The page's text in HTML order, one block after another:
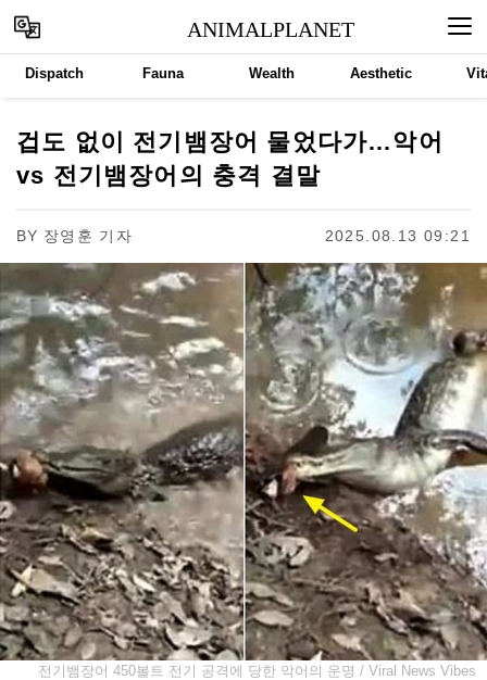
ANIMALPLANET
Dispatch Fauna Wealth Aesthetic
겁도 없이 전기뱀장어 물었다가…악어
vs 전기뱀장어의 충격 결말
BY 장영훈 기자 2025.08.13 09:21
전기뱀장어 450볼트 전기 공격에 당한 악어의 운명 / Viral News Vibes